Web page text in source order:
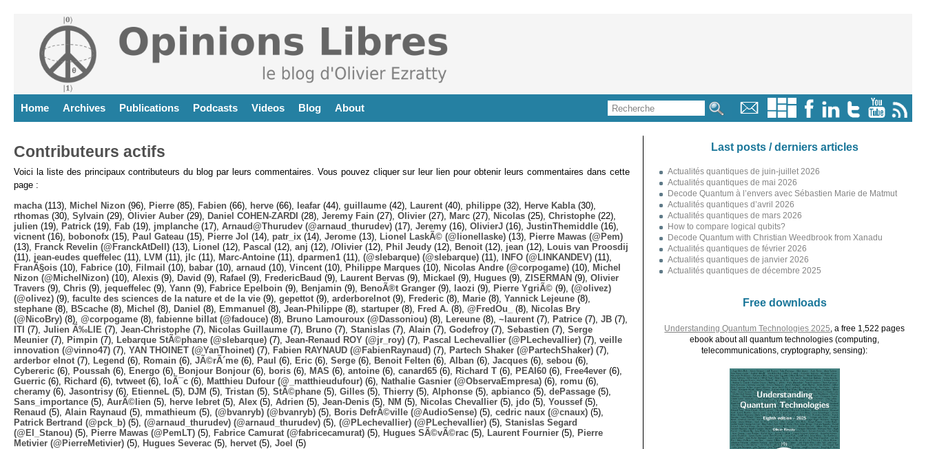
Home Archives Publications Podcasts Videos Blog About
Contributeurs actifs
Voici la liste des principaux contributeurs du blog par leurs commentaires. Vous pouvez cliquer sur leur lien pour obtenir leurs commentaires dans cette
page :
macha (113), Michel Nizon (96), Pierre (85), Fabien (66), herve (66), leafar (44), guillaume (42), Laurent (40), philippe (32), Herve Kabla (30),
rthomas (30), Sylvain (29), Olivier Auber (29), Daniel COHEN-ZARDI (28), Jeremy Fain (27), Olivier (27), Marc (27), Nicolas (25), Christophe (22),
julien (19), Patrick (19), Fab (19), jmplanche (17), Arnaud@Thurudev (@arnaud_thurudev) (17), Jeremy (16), OlivierJ (16), JustinThemiddle (16),
vicnent (16), bobonofx (15), Paul Gateau (15), Pierre Jol (14), patr_ix (14), Jerome (13), Lionel LaskÃ© (@lionellaske) (13),
Pierre Mawas (@Pem)
(13),
Franck Revelin (@FranckAtDell) (13), Lionel (12), Pascal (12), anj (12), /Olivier (12), Phil Jeudy (12), Benoit (12), jean (12),
Louis van Proosdij
(11), jean-eudes queffelec (11), LVM (11), jlc (11), Marc-Antoine (11), dparmen1 (11), (@slebarque) (@slebarque) (11), INFO (@LINKANDEV) (11),
FranÃ§ois (10), Fabrice (10), Filmail (10), babar (10), arnaud (10), Vincent (10), Philippe Marques (10), Nicolas Andre (@corpogame) (10),
Michel
Nizon (@MichelNizon) (10), Alexis (9), David (9), Rafael (9), FredericBaud (9), Laurent Bervas (9), Mickael (9), Hugues (9), ZISERMAN (9), Olivier
Travers (9), Chris (9), jequeffelec (9), Yann (9), Fabrice Epelboin (9), Benjamin (9), BenoÃ®t Granger (9), laozi (9), Pierre YgriÃ© (9), (@olivez)
(@olivez) (9), faculte des sciences de la nature et de la vie (9), gepettot (9), arderborelnot (9), Frederic (8), Marie (8), Yannick Lejeune (8),
stephane (8), BScache (8), Michel (8), Daniel (8), Emmanuel (8), Jean-Philippe (8), startuper (8), Fred A. (8), @FredOu_ (8),
Nicolas Bry
(@NicoBry) (8), @corpogame (8), fabienne billat (@fadouce) (8), Bruno Lamouroux (@Dassoniou) (8), Lereune (8), ~laurent (7), Patrice (7), JB (7),
ITI (7), Julien Ã‰LIE (7), Jean-Christophe (7), Nicolas Guillaume (7), Bruno (7), Stanislas (7), Alain (7), Godefroy (7), Sebastien (7), Serge
Meunier (7), Pimpin (7), Lebarque StÃ©phane (@slebarque) (7), Jean-Renaud ROY (@jr_roy) (7), Pascal Lechevallier (@PLechevallier) (7), veille
innovation (@vinno47) (7), YAN THOINET (@YanThoinet) (7), Fabien RAYNAUD (@FabienRaynaud) (7), Partech Shaker (@PartechShaker) (7),
arderbor elnot (7), Legend (6), Romain (6), JÃ©rÃ´me (6), Paul (6), Eric (6), Serge (6), Benoit Felten (6), Alban (6), Jacques (6), sebou (6),
Cybereric (6), Poussah (6), Energo (6), Bonjour Bonjour (6), boris (6), MAS (6), antoine (6), canard65 (6), Richard T (6), PEAI60 (6), Free4ever (6),
Guerric (6), Richard (6), tvtweet (6), loÃ¯c (6), Matthieu Dufour (@_matthieudufour) (6), Nathalie Gasnier (@ObservaEmpresa) (6), romu (6),
cheramy (6), Jasontrisy (6), EtienneL (5), DJM (5), Tristan (5), StÃ©phane (5), Gilles (5), Thierry (5), Alphonse (5), apbianco (5), dePassage (5),
Sans_importance (5), AurÃ©lien (5), herve lebret (5), Alex (5), Adrien (5), Jean-Denis (5), NM (5), Nicolas Chevallier (5), jdo (5), Youssef(5),
Renaud (5), Alain Raynaud (5), mmathieum (5), (@bvanryb) (@bvanryb) (5), Boris DefrÃ©ville (@AudioSense) (5), cedric naux (@cnaux) (5),
Patrick Bertrand (@pck_b) (5), (@arnaud_thurudev) (@arnaud_thurudev) (5), (@PLechevallier) (@PLechevallier) (5), Stanislas Segard
(@El_Stanou) (5), Pierre Mawas (@PemLT) (5), Fabrice Camurat (@fabricecamurat) (5), Hugues SÃ©vÃ©rac (5), Laurent Fournier (5),
Pierre
Metivier (@PierreMetivier) (5), Hugues Severac (5), hervet (5), Joel (5)
Last posts / derniers articles
Actualités quantiques de juin-juillet 2026
Actualités quantiques de mai 2026
Decode Quantum à l’envers avec Sébastien Marie de Matmut
Actualités quantiques d’avril 2026
Actualités quantiques de mars 2026
How to compare logical qubits?
Decode Quantum with Christian Weedbrook from Xanadu
Actualités quantiques de février 2026
Actualités quantiques de janvier 2026
Actualités quantiques de décembre 2025
Free downloads
Understanding Quantum Technologies 2025 , a free 1,522 pages
ebook about all quantum technologies (computing,
telecommunications, cryptography, sensing):